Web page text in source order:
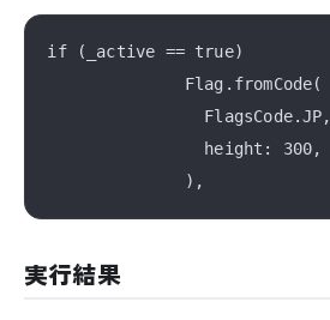
if (_active == true)
              Flag.fromCode(
                FlagsCode.JP,
                height: 300,
実行結果